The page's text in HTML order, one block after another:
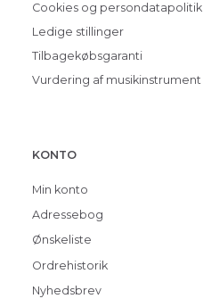
Cookies og persondatapolitik
Ledige stillinger
Tilbagekøbsgaranti
Vurdering af musikinstrument
KONTO
Min konto
Adressebog
Ønskeliste
Ordrehistorik
Nyhedsbrev